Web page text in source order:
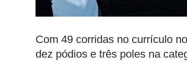
Com 49 corridas no currículo
dez pódios e três poles na